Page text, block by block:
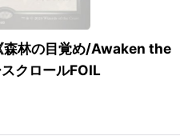
森林の目覚め/Awaken the
クロールFOIL